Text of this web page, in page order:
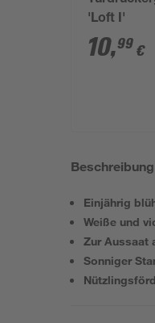
'Loft I'
10,99 €
Beschreibung
Einjährig
Weiße und
Zur Aussaat
Sonniger